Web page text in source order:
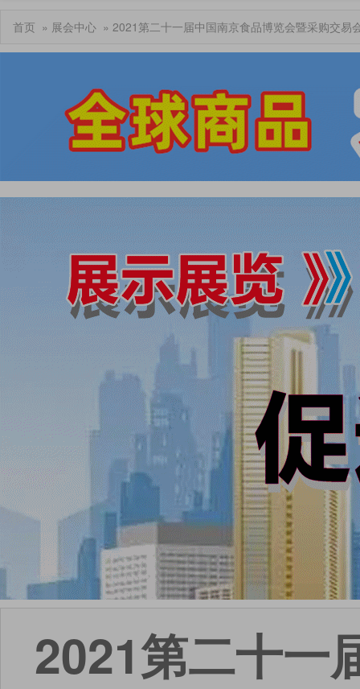
首页 » 展会中心 » 2021第二十一届中国南京食品博览会暨采购交易
2021第二十一